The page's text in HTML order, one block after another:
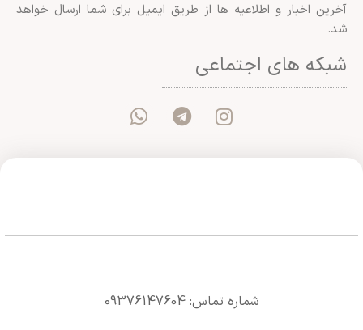
آخرین اخبار و اطلاعیه ها از طریق ایمیل برای شما ارسال خواهد
شد.
شبکه های اجتماعی
شماره تماس: 09376147604